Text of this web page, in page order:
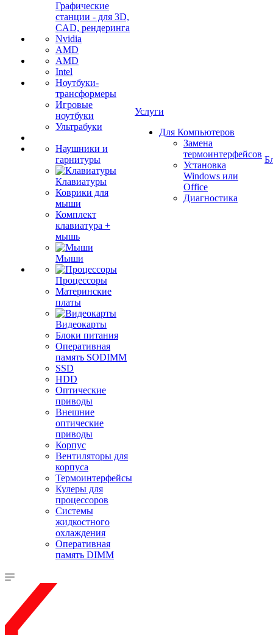
Графические
станции - для 3D,
CAD, рендеринга
Nvidia
AMD
AMD
Intel
Ноутбуки-
трансформеры
Игровые
ноутбуки
Ультрабуки
Наушники и
гарнитуры
Клавиатуры
Коврики для
мыши
Комплект
клавиатура +
мышь
Мыши
Процессоры
Материнские
платы
Видеокарты
Блоки питания
Оперативная
память SODIMM
SSD
HDD
Оптические
приводы
Внешние
оптические
приводы
Корпус
Вентиляторы для
корпуса
Термоинтерфейсы
Кулеры для
процессоров
Системы
жидкостного
охлаждения
Оперативная
память DIMM
Услуги
Для Компьютеров
Замена
термоинтерфейсов
Установка
Windows или
Office
Диагностика